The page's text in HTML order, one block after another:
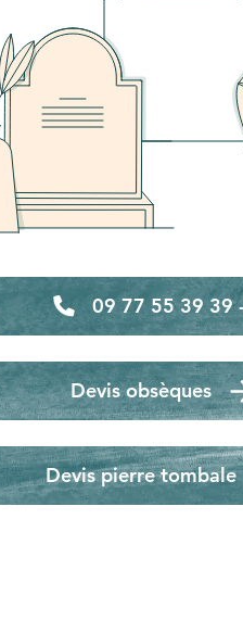
09 77 55 39 39
Devis obsèques
Devis pierre tombale